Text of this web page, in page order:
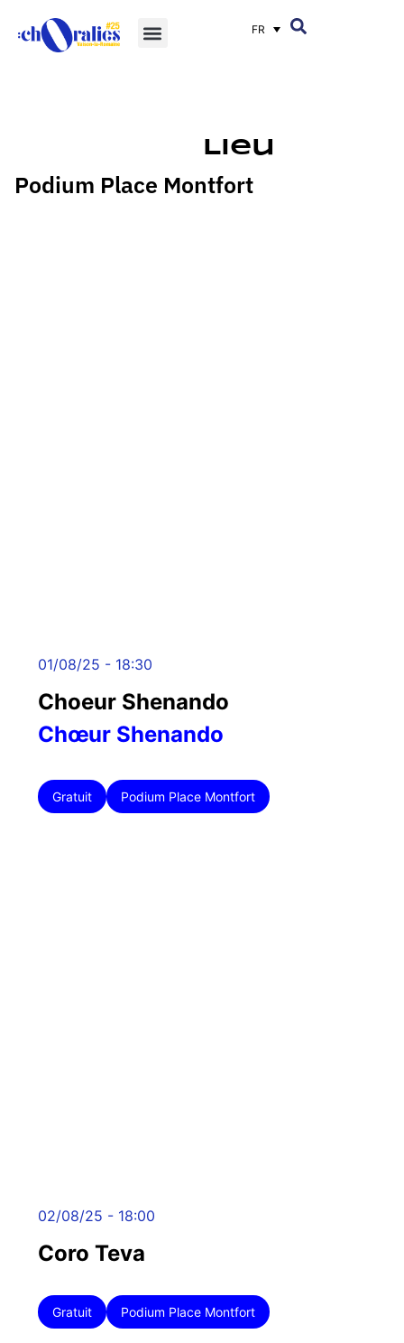
FR
Lieu
Podium Place Montfort
01/08/25 - 18:30
Choeur Shenando
Chœur Shenando
Gratuit Podium Place Montfort
02/08/25 - 18:00
Coro Teva
Gratuit Podium Place Montfort